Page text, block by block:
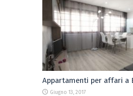
Appartamenti per affari a
Giugno 13, 2017